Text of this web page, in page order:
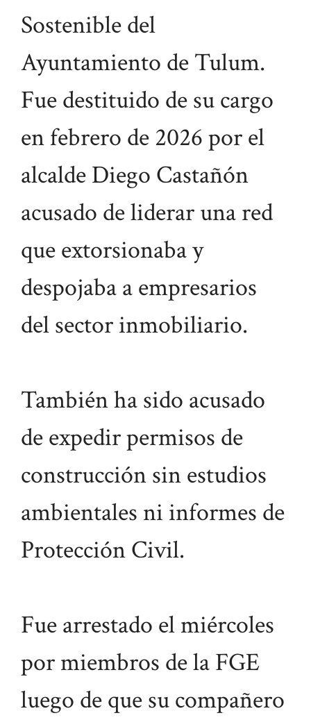
Sostenible del
Ayuntamiento de Tulum.
Fue destituido de su cargo
en febrero de 2026 por el
alcalde Diego Castañón
acusado de liderar una red
que extorsionaba y
despojaba a empresarios
del sector inmobiliario.
También ha sido acusado
de expedir permisos de
construcción sin estudios
ambientales ni informes de
Protección Civil.
Fue arrestado el miércoles
por miembros de la FGE
luego de que su compañero